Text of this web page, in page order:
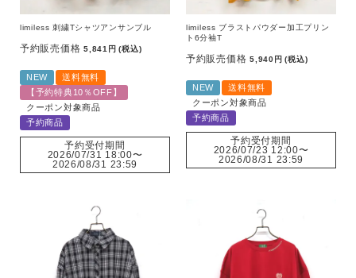
limiless 刺繍Tシャツアンサンブル
予約販売価格 5,841 税込
NEW
送料無料
【予約特典10％OFF】
クーポン対象商品
予約商品
予約受付期間
2026/07/31 18:00〜
2026/08/31 23:59
limiless ブラストパウダー加工プリン
ト6分袖T
予約販売価格 5,940 税込
NEW
送料無料
クーポン対象商品
予約商品
予約受付期間
2026/07/23 12:00〜
2026/08/31 23:59